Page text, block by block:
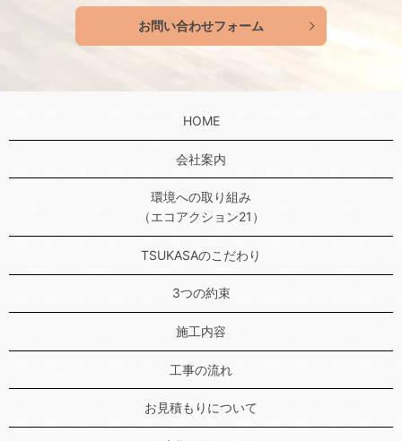
お問い合わせフォーム
HOME
会社案内
環境への取り組み
（エコアクション21）
TSUKASAのこだわり
3つの約束
施工内容
工事の流れ
お見積もりについて